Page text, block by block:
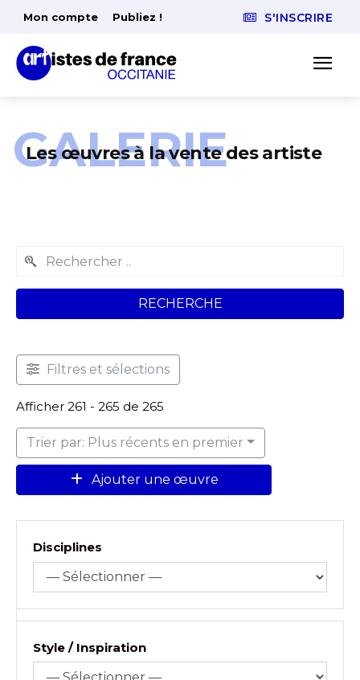
Mon compte Publiez ! S'INSCRIRE
Les œuvres à la vente des artiste
GALERIE
RECHERCHE
Filtres et sélections
Afficher 261 - 265 de 265
Trier par: Plus récents en premier
Ajouter une œuvre
Disciplines
Style / Inspiration